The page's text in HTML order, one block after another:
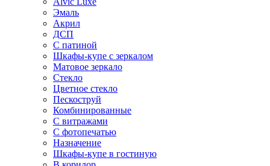
Эмаль
Акрил
ДСП
С патиной
Шкафы-купе с зеркалом
Матовое зеркало
Стекло
Цветное стекло
Пескоструй
Комбинированные
С витражами
С фотопечатью
Назначение
Шкафы-купе в гостиную